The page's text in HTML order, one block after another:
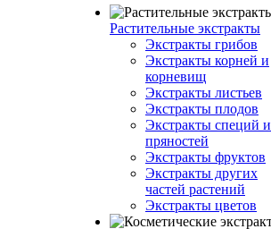
Растительные экстракты
Экстракты грибов
Экстракты корней и
корневищ
Экстракты листьев
Экстракты плодов
Экстракты специй и
пряностей
Экстракты фруктов
Экстракты других
частей растений
Экстракты цветов